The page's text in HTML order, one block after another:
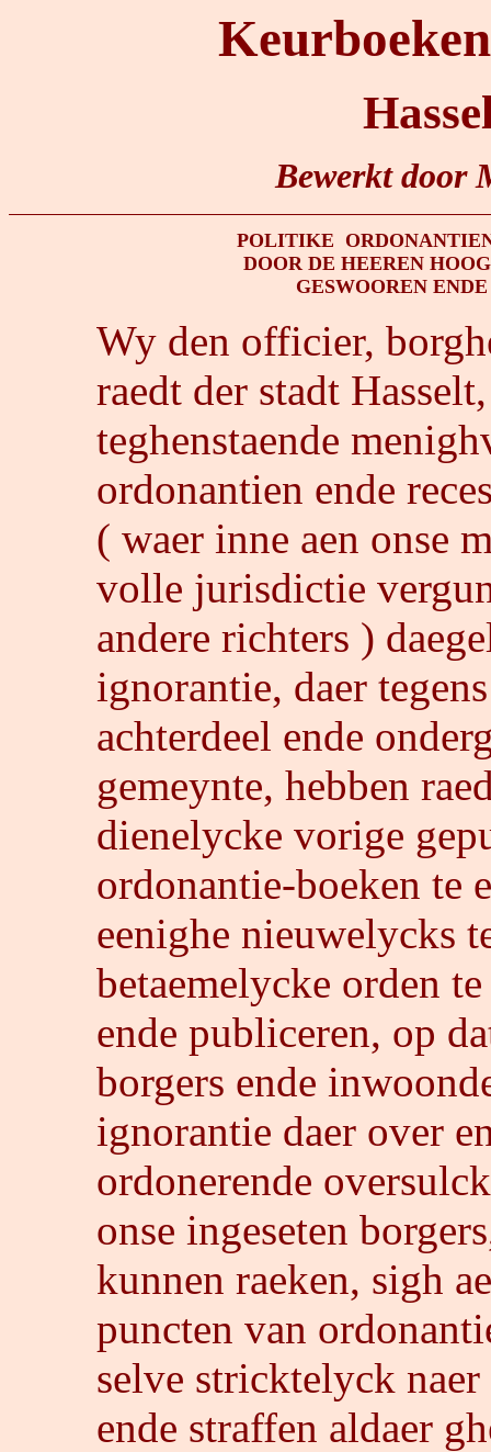
Bewerkt door
POLITIKE
DOOR DE HEEREN
GESWOOREN
Wy den officier,
raedt der stadt
teghenstaende
ordonantien ende
( waer inne aen onse
volle jurisdictie
andere richters )
ignorantie, daer
achterdeel ende
gemeynte, hebben
dienelycke vorige
ordonantie-boeken te
eenighe nieuwelycks
betaemelycke orden
ende publiceren, op
borgers ende
ignorantie daer over
ordonerende
onse ingeseten
kunnen raeken, sigh
puncten van
selve stricktelyck
ende straffen aldaer